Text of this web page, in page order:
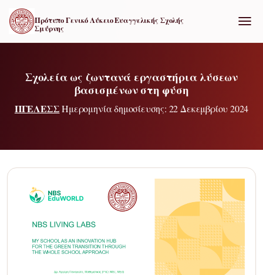
Πρότυπο Γενικό Λύκειο Ευαγγελικής Σχολής
Σμύρνης
Σχολεία ως ζωντανά εργαστήρια λύσεων
βασισμένων στη φύση
ΠΓΕΛΕΣΣΗμερομηνία δημοσίευσης: 22 Δεκεμβρίου 2024